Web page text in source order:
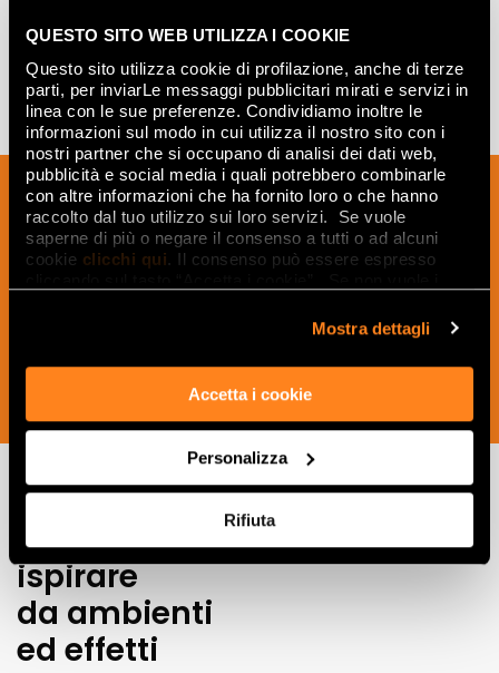
QUESTO SITO WEB UTILIZZA I COOKIE
Questo sito utilizza cookie di profilazione, anche di terze
parti, per inviarLe messaggi pubblicitari mirati e servizi in
linea con le sue preferenze. Condividiamo inoltre le
informazioni sul modo in cui utilizza il nostro sito con i
nostri partner che si occupano di analisi dei dati web,
pubblicità e social media i quali potrebbero combinarle
con altre informazioni che ha fornito loro o che hanno
raccolto dal tuo utilizzo sui loro servizi. Se vuole
saperne di più o negare il consenso a tutti o ad alcuni
cookie clicchi qui. Il consenso può essere espresso
Mostra dettagli
Accetta i cookie
Personalizza
Rifiuta
Inscrivez-vous à notre newsletter pour
recevoir les nouveautés, les mises à jour
et les idées créatives relatives au
monde des céramiques et du design
SOUSCRIVEZ MAINTENANT
Lasciati
ispirare
da ambienti
ed effetti